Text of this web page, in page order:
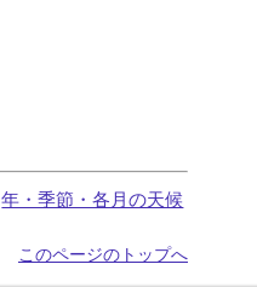
年・季節・各月の天候
このページのトップへ